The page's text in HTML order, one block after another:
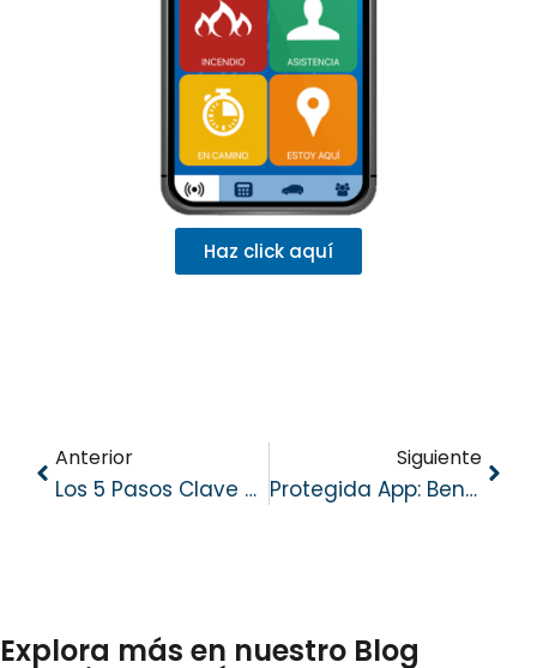
Haz click aquí
Anterior
Los 5 Pasos Clave Para Garantizar La Seguridad De Tu Negocio: Guía De La Agencia De Seguridad Urracá
Siguiente
Protegida App: Beneficios Corporativos Para La Seguridad De Tus Colaboradoras
Explora más en nuestro Blog